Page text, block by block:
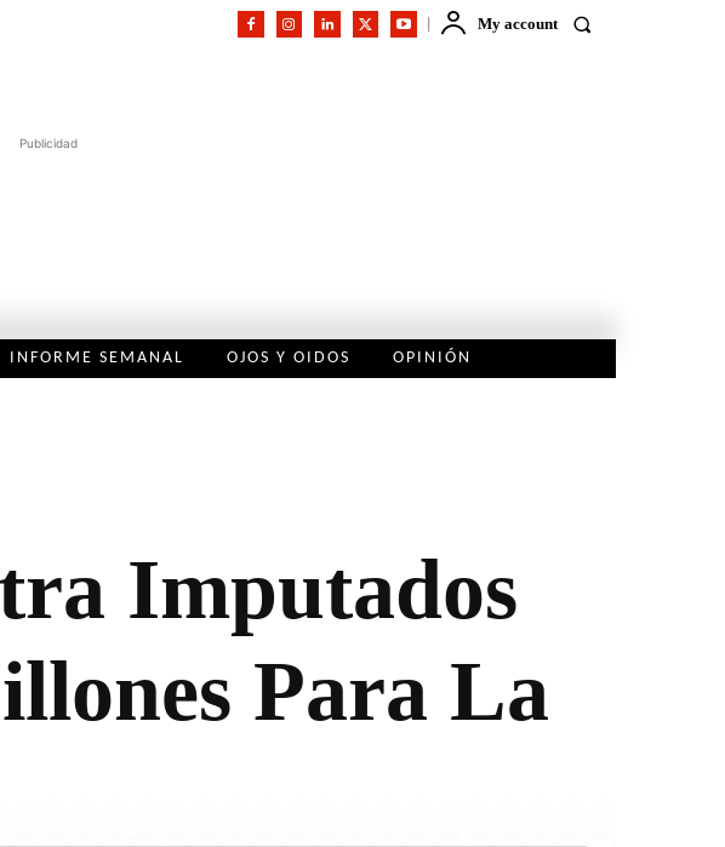
My account
Publicidad
INFORME SEMANAL OJOS Y OIDOS OPINIÓN
Imputados
Para La